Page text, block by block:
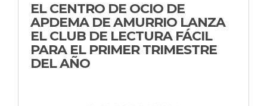
EL CENTRO DE OCIO DE
APDEMA DE AMURRIO LANZA
EL CLUB DE LECTURA FÁCIL
PARA EL PRIMER TRIMESTRE
DEL AÑO